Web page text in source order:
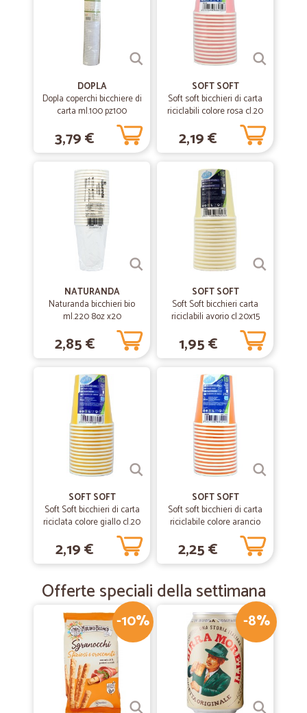
DEVO CONVENIRE CHE L'ULTIMA SPEDIZIONE E' STATA VELOCE E
DOPLA
Dopla coperchi bicchiere di
carta ml.100 pz100
3,79 €
SOFT SOFT
Soft soft bicchieri di carta
riciclabili colore rosa cl.20
2,19 €
NATURANDA
Naturanda bicchieri bio
ml.220 8oz x20
2,85 €
SOFT SOFT
Soft Soft bicchieri carta
riciclabili avorio cl.20x15
1,95 €
SOFT SOFT
Soft Soft bicchieri di carta
riciclata colore giallo cl.20
2,19 €
SOFT SOFT
Soft soft bicchieri di carta
riciclabile colore arancio
2,25 €
Offerte speciali della settimana
-10% -8%